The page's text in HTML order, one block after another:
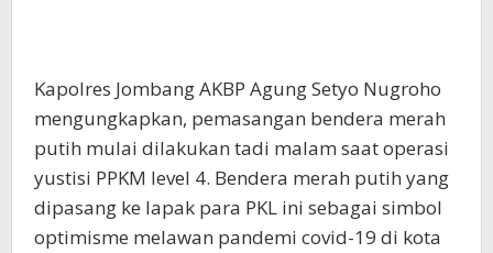
Kapolres Jombang AKBP Agung Setyo Nugroho
mengungkapkan, pemasangan bendera merah
putih mulai dilakukan tadi malam saat operasi
yustisi PPKM level 4. Bendera merah putih yang
dipasang ke lapak para PKL ini sebagai simbol
optimisme melawan pandemi covid-19 di kota